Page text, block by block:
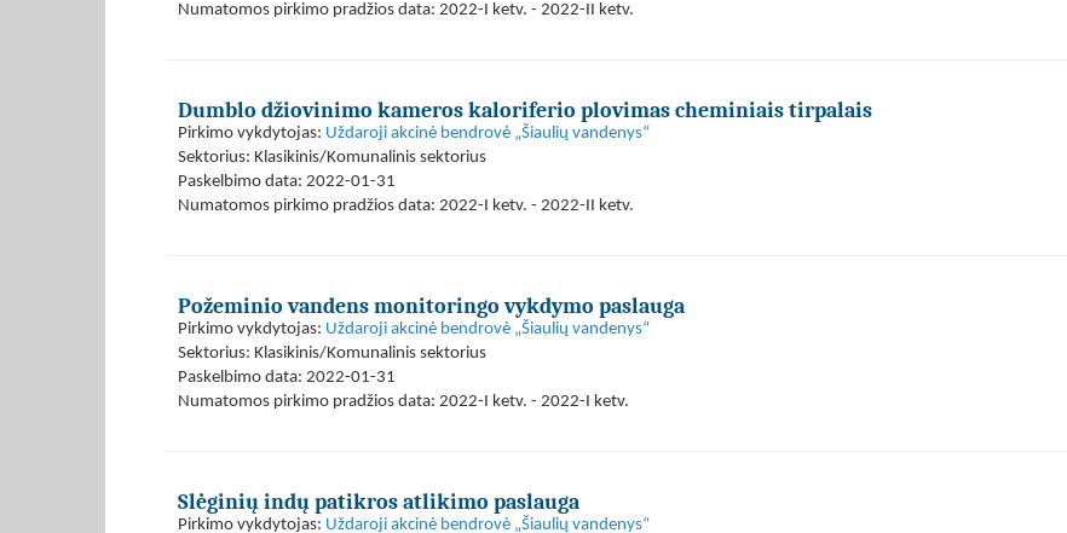
Numatomos pirkimo pradžios data: 2022-I ketv. - 2022-II ketv.
Dumblo džiovinimo kameros kaloriferio plovimas cheminiais tirpalais
Pirkimo vykdytojas: Uždaroji akcinė bendrovė „Šiaulių vandenys“
Sektorius: Klasikinis/Komunalinis sektorius
Paskelbimo data: 2022-01-31
Numatomos pirkimo pradžios data: 2022-I ketv. - 2022-II ketv.
Požeminio vandens monitoringo vykdymo paslauga
Pirkimo vykdytojas: Uždaroji akcinė bendrovė „Šiaulių vandenys“
Sektorius: Klasikinis/Komunalinis sektorius
Paskelbimo data: 2022-01-31
Numatomos pirkimo pradžios data: 2022-I ketv. - 2022-I ketv.
Slėginių indų patikros atlikimo paslauga
Pirkimo vykdytojas: Uždaroji akcinė bendrovė „Šiaulių vandenys“